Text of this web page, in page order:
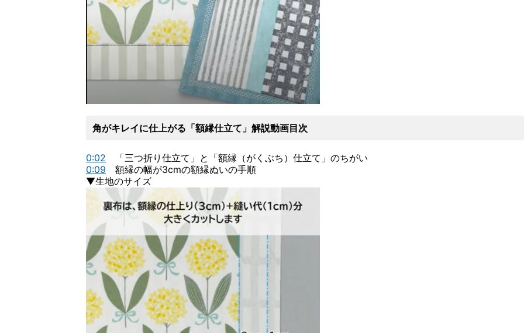
角がキレイに仕上がる「額縁仕立て」解説動画目次
0:02 「三つ折り仕立て」と「額縁（がくぶち）仕立て」のちがい
0:09 額縁の幅が3cmの額縁ぬいの手順
▼生地のサイズ